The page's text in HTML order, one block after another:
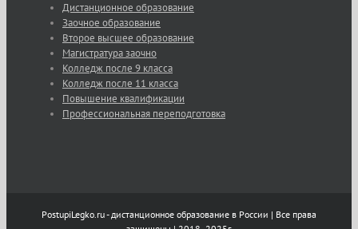
Дистанционное образование
Заочное образование
Второе высшее образование
Магистратура заочно
Колледж после 9 класса
Колледж после 11 класса
Повышение квалификации
Профессиональная переподготовка
PostupiLegko.ru - дистанционное образование в России | Все права